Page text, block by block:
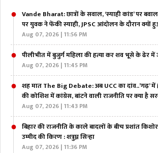
Vande Bharat: छात्रों के सवाल, ‘स्याही कांड’ पर
पर युवक ने फेंकी स्याही, JPSC आंदोलन के दौरान क्यों
Aug 07, 2026 | 11:56 PM
पीलीभीत में बुजुर्ग महिला की हत्या कर शव भूसे के ढेर में
Aug 07, 2026 | 11:45 PM
शह मात The Big Debate: अब UCC का दांव..’गढ़’ में
की कोशिश में कांग्रेस, बांटने वाली राजनीति पर क्या है
Aug 07, 2026 | 11:43 PM
बिहार की राजनीति के काले बादलों के बीच प्रशांत
उम्मीद की किरण : शत्रुघ्न सिन्हा
Aug 07, 2026 | 11:36 PM